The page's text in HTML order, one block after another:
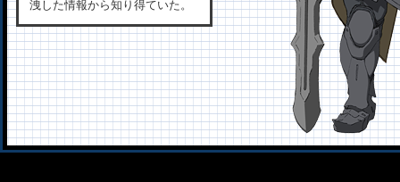
洩した情報から知り得ていた。